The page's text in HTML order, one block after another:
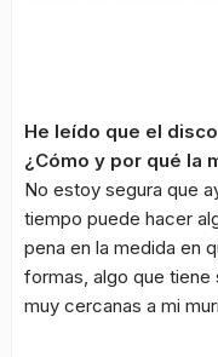
He leído que el
¿Cómo y por qué la
No estoy segura que
tiempo puede hacer
pena en la medida en
formas, algo que tiene
muy cercanas a mi